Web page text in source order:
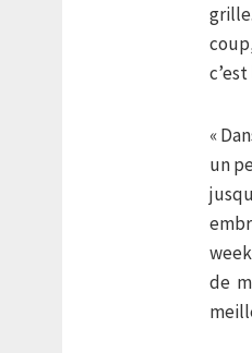
«
un
de